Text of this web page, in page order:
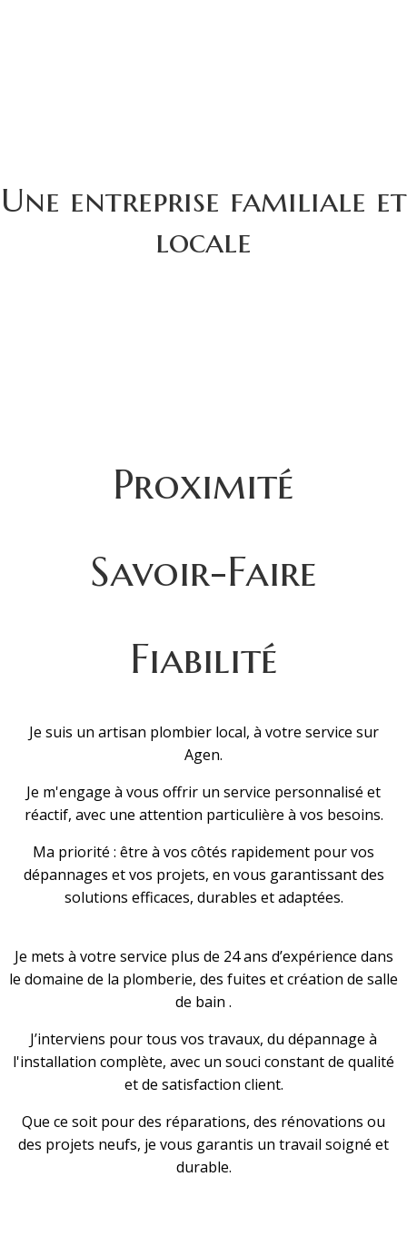
Une entreprise familiale et
locale
Proximité
Savoir-Faire
Fiabilité
Je suis un artisan plombier local, à votre service sur
Agen.
Je m'engage à vous offrir un service personnalisé et
réactif, avec une attention particulière à vos besoins.
Ma priorité : être à vos côtés rapidement pour vos
dépannages et vos projets, en vous garantissant des
solutions efficaces, durables et adaptées.
Je mets à votre service plus de 24 ans d’expérience dans
le domaine de la plomberie, des fuites et création de salle
de bain .
J’interviens pour tous vos travaux, du dépannage à
l'installation complète, avec un souci constant de qualité
et de satisfaction client.
Que ce soit pour des réparations, des rénovations ou
des projets neufs, je vous garantis un travail soigné et
durable.